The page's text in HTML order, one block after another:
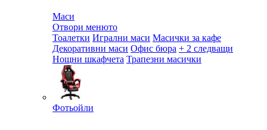
Маси
Отвори менюто
Тоалетки Игрални маси Масички за кафе
Декоративни маси Офис бюра + 2 следващи
Нощни шкафчета Трапезни масички
Фотьойли